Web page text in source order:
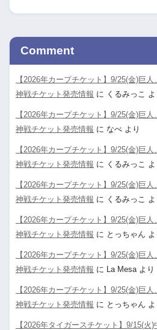
Comment
【2026年カープチケット】9/25(金)巨
神戦チケット発売情報 に くるみっこ よ
【2026年カープチケット】9/25(金)巨
神戦チケット発売情報 に なべ より
【2026年カープチケット】9/25(金)巨
神戦チケット発売情報 に くるみっこ よ
【2026年カープチケット】9/25(金)巨
神戦チケット発売情報 に くるみっこ よ
【2026年カープチケット】9/25(金)巨
神戦チケット発売情報 に とっちゃん よ
【2026年カープチケット】9/25(金)巨
神戦チケット発売情報 に La Mesa より
【2026年カープチケット】9/25(金)巨
神戦チケット発売情報 に とっちゃん よ
【2026年タイガースチケット】9/15(火)